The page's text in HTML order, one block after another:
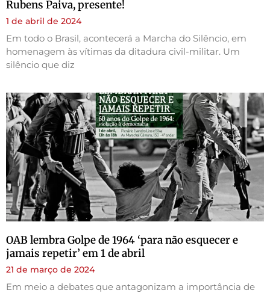
Rubens Paiva, presente!
1 de abril de 2024
Em todo o Brasil, acontecerá a Marcha do Silêncio, em
homenagem às vítimas da ditadura civil-militar. Um
silêncio que diz
OAB lembra Golpe de 1964 ‘para não esquecer e
jamais repetir’ em 1 de abril
21 de março de 2024
Em meio a debates que antagonizam a importância de